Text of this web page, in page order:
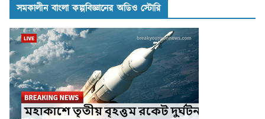
সমকালীন বাংলা কল্পবিজ্ঞানের অডিও স্টোরি